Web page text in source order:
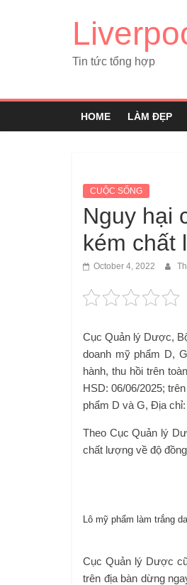
Tin tức tổng hợp
HOME LÀM ĐẸP
CUỘC SỐNG
Nguy hại
kém chất
October 4, 2022
Cục Quản lý Dược,
doanh mỹ phẩm D,
hành, thu hồi trên
HSD: 06/06/2025;
phẩm D và G, Địa
Theo Cục Quản lý
chất lượng về độ
Lô mỹ phẩm làm trắng
Cục Quản lý Dược
trên địa bàn dừng